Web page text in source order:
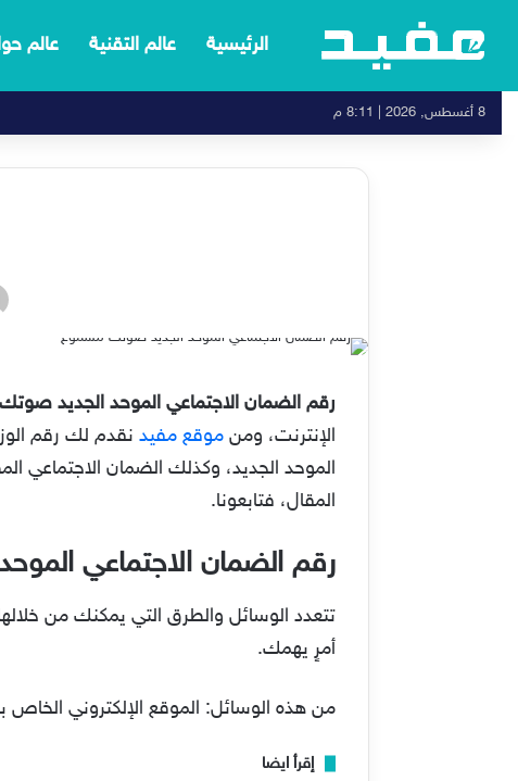
الرئيسية عالم التقنية عالم
8 أغسطس, 2026 | 8:11 م
رقم الضمان الاجتماعي الموحد الجديد
الإنترنت، ومن موقع مفيد نقدم لك رقم
الموحد الجديد، وكذلك الضمان الاجتماعي
المقال، فتابعونا.
رقم الضمان الاجتماعي
تتعدد الوسائل والطرق التي يمكنك من
أمرٍ يهمك.
من هذه الوسائل: الموقع الإلكتروني الخاص ب
إقرأ ايضا